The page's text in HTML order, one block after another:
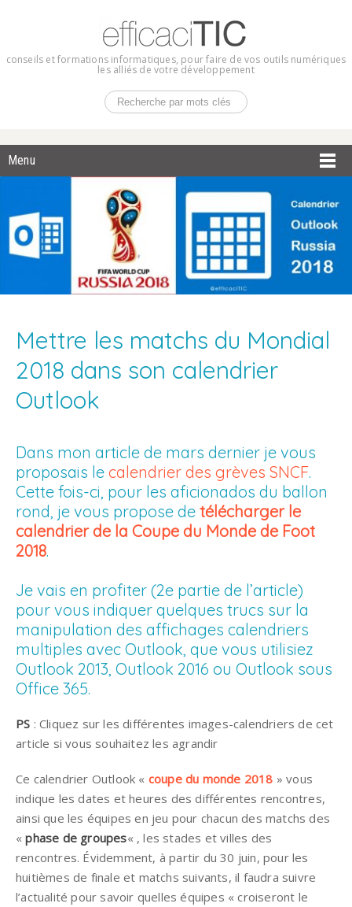
conseils et formations informatiques, pour faire de vos outils numériques
les alliés de votre développement
Menu
Mettre les matchs du Mondial
2018 dans son calendrier
Outlook
Dans mon article de mars dernier je vous
proposais le calendrier des grèves SNCF.
Cette fois-ci, pour les aficionados du ballon
rond, je vous propose de télécharger le
calendrier de la Coupe du Monde de Foot
2018.
Je vais en profiter (2e partie de l’article)
pour vous indiquer quelques trucs sur la
manipulation des affichages calendriers
multiples avec Outlook, que vous utilisiez
Outlook 2013, Outlook 2016 ou Outlook sous
Office 365.
PS : Cliquez sur les différentes images-calendriers de cet
article si vous souhaitez les agrandir
Ce calendrier Outlook « coupe du monde 2018 » vous
indique les dates et heures des différentes rencontres,
ainsi que les équipes en jeu pour chacun des matchs des
«phase de groupes« , les stades et villes des
rencontres. Évidemment, à partir du 30 juin, pour les
huitièmes de finale et matchs suivants, il faudra suivre
l’actualité pour savoir quelles équipes « croiseront le